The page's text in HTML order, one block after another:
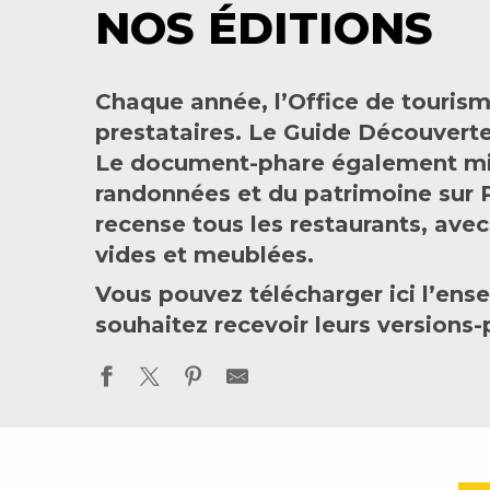
NOS ÉDITIONS
Chaque année, l’Office de
prestataires. Le Guide
Le document-phare également
randonnées et du patrimoine sur
recense tous les restaurants,
vides et meublées.
Vous pouvez télécharger ici
souhaitez recevoir leurs